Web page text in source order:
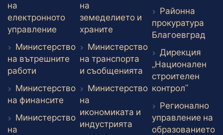
на
електронното
управление Външен линк
Министерство
на вътрешните
работи Външен линк
Министерство
на финансите Външен линк
Министерство
на
на
земеделието и
храните Външен линк
Министерство
на транспорта
и съобщенията Външен линк
Министерство
на
икономиката и
индустрията Външен линк
Районна
прокуратура
Благоевград
Дирекция
„Национален
строителен
контрол”Външен
Регионално
управление на
образованието